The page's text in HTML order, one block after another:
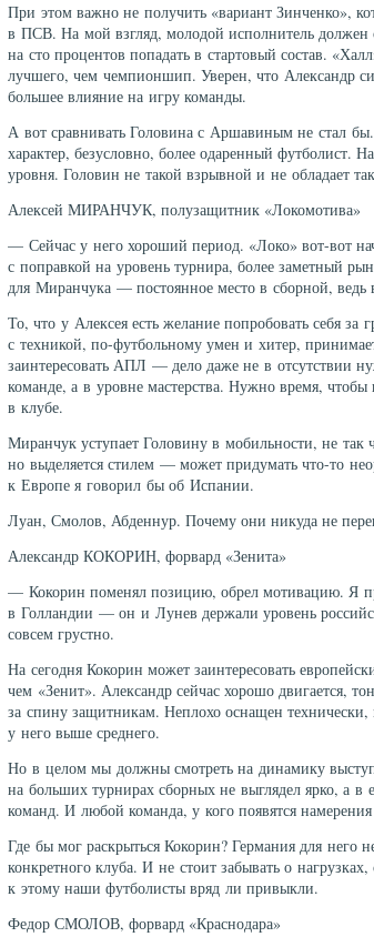
При этом важно не получить «вариант Зинченко»,
в ПСВ. На мой взгляд, молодой исполнитель должен
на сто процентов попадать в стартовый состав.
лучшего, чем чемпионшип. Уверен, что Александр
большее влияние на игру команды.
А вот сравнивать Головина с Аршавиным не стал
характер, безусловно, более одаренный футболист.
уровня. Головин не такой взрывной и не обладает
Алексей МИРАНЧУК, полузащитник «Локомотива»
— Сейчас у него хороший период. «Локо» вот-вот
с поправкой на уровень турнира, более заметный
для Миранчука — постоянное место в сборной,
То, что у Алексея есть желание попробовать себя
с техникой, по-футбольному умен и хитер,
заинтересовать АПЛ — дело даже не в отсутствии
команде, а в уровне мастерства. Нужно время, чтобы
в клубе.
Миранчук уступает Головину в мобильности, не так
но выделяется стилем — может придумать что-то
к Европе я говорил бы об Испании.
Луан, Смолов, Абденнур. Почему они никуда не
Александр КОКОРИН, форвард «Зенита»
— Кокорин поменял позицию, обрел мотивацию. Я
в Голландии — он и Лунев держали уровень
совсем грустно.
На сегодня Кокорин может заинтересовать
чем «Зенит». Александр сейчас хорошо двигается,
за спину защитникам. Неплохо оснащен
у него выше среднего.
Но в целом мы должны смотреть на динамику
на больших турнирах сборных не выглядел ярко, а в
команд. И любой команда, у кого появятся
Где бы мог раскрыться Кокорин? Германия для него
конкретного клуба. И не стоит забывать о
к этому наши футболисты вряд ли привыкли.
Федор СМОЛОВ, форвард «Краснодара»